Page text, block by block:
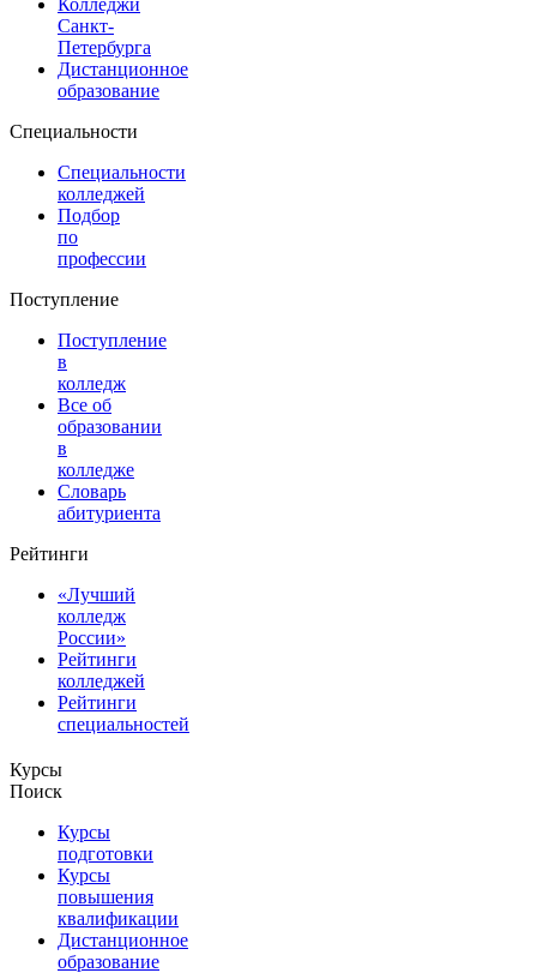
Санкт-
Петербурга
Дистанционное
образование
Специальности
Специальности
колледжей
Подбор
по
профессии
Поступление
Поступление
в
колледж
Все об
образовании
в
колледже
Словарь
абитуриента
Рейтинги
«Лучший
колледж
России»
Рейтинги
колледжей
Рейтинги
специальностей
Курсы
Поиск
Курсы
подготовки
Курсы
повышения
квалификации
Дистанционное
образование